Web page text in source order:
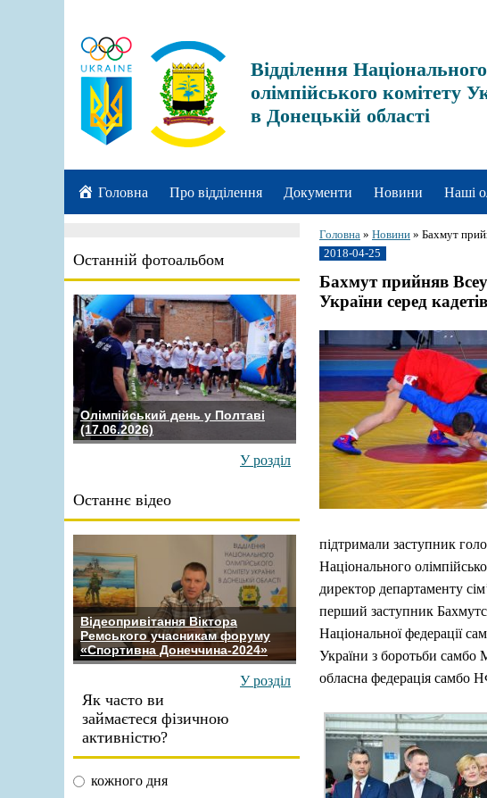
Відділення Національного
олімпійського комітету
в Донецькій області
Головна Про відділення Документи Новини Наші
Останній фотоальбом
Олімпійський день у Полтаві
(17.06.2026)
У розділ
Останнє відео
Відеопривітання Віктора
Ремського учасникам форуму
«Спортивна Донеччина-2024»
У розділ
Як часто ви
займаєтеся фізичною
активністю?
кожного дня
Головна » Новини » Бахмут
2018-04-25
Бахмут прийняв
України серед
підтримали заступник
Національного
директор департаменту
перший заступник
Національної федерації
України з боротьби
обласна федерація самбо